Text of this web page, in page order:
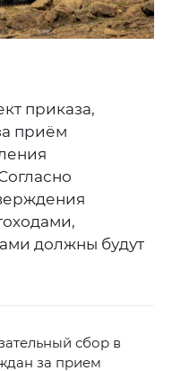
приказа,
приём
должны будут
сбор в
за прием